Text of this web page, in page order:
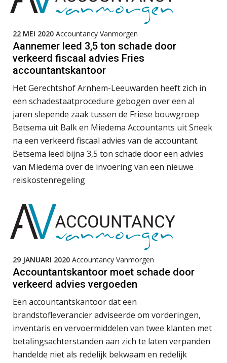
22 MEI 2020 Accountancy Vanmorgen
Aannemer leed 3,5 ton schade door
verkeerd fiscaal advies Fries
accountantskantoor
Het Gerechtshof Arnhem-Leeuwarden heeft zich in
een schadestaatprocedure gebogen over een al
jaren slepende zaak tussen de Friese bouwgroep
Betsema uit Balk en Miedema Accountants uit Sneek
na een verkeerd fiscaal advies van de accountant.
Betsema leed bijna 3,5 ton schade door een advies
van Miedema over de invoering van een nieuwe
reiskostenregeling
29 JANUARI 2020 Accountancy Vanmorgen
Accountantskantoor moet schade door
verkeerd advies vergoeden
Een accountantskantoor dat een
brandstofleverancier adviseerde om vorderingen,
inventaris en vervoermiddelen van twee klanten met
betalingsachterstanden aan zich te laten verpanden
handelde niet als redelijk bekwaam en redelijk
Boekhoudlandschap sterk
gefragmenteerd, softwarekampioen
ontbreekt (nog) in Europa
Hoe Hoek en Blok het
ondertekenproces drastisch
verbeterde
Schaalbaar IT-beheer sluit naadloos
Govers bouwt aan een volwassen
digitaal fundament voor governance,
security en AI
Van najagen naar verwerken:
waarom vraagposten je proces
blokkeren (en hoe je dat stopt)
ICT & AI | Data als fundament voor
Terug naar het ambacht
Cyberbeveiligingswet definitief: dit
moet je accountantskantoor vóór 15
augustus geregeld hebben
Waarom SharePoint en Copilot je de
inzichten op klantdossiers schuldig
blijven
“Waarom CRM in de accountancy
vaak meer ruis dan overzicht brengt”
(Senior) Assistent Accountant Audit , Cooster
Coaching Accountants – Bilthoven/Barneveld
PIA Group
Gevorderd assistent accountant
BonsenReuling
Audit assistent
KNAV
Registeraccountant, EJP Financial Astronauts –
PIA Group
Medior assistent accountant • Druten
WEA Deltaland
Gevorderd Assistent Accountant – Enschede
BonsenReuling
Accountant Agri & Food – Gorinchem
aaff